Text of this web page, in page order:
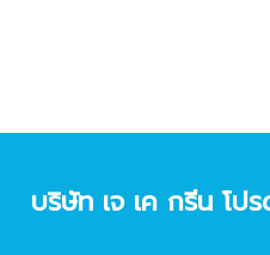
บริษัท เจ เค กรีน โป